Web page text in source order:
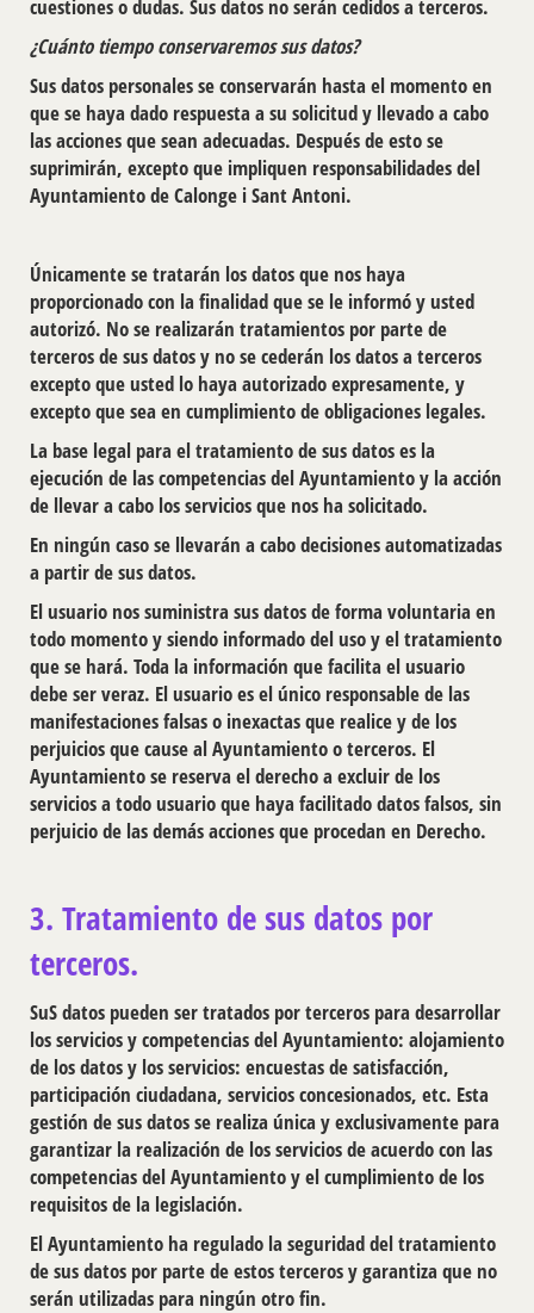
cuestiones o dudas. Sus datos no serán cedidos a terceros.
¿Cuánto tiempo conservaremos sus datos?
Sus datos personales se conservarán hasta el momento en
que se haya dado respuesta a su solicitud y llevado a cabo
las acciones que sean adecuadas. Después de esto se
suprimirán, excepto que impliquen responsabilidades del
Ayuntamiento de Calonge i Sant Antoni.
Únicamente se tratarán los datos que nos haya
proporcionado con la finalidad que se le informó y usted
autorizó. No se realizarán tratamientos por parte de
terceros de sus datos y no se cederán los datos a terceros
excepto que usted lo haya autorizado expresamente, y
excepto que sea en cumplimiento de obligaciones legales.
La base legal para el tratamiento de sus datos es la
ejecución de las competencias del Ayuntamiento y la acción
de llevar a cabo los servicios que nos ha solicitado.
En ningún caso se llevarán a cabo decisiones automatizadas
a partir de sus datos.
El usuario nos suministra sus datos de forma voluntaria en
todo momento y siendo informado del uso y el tratamiento
que se hará. Toda la información que facilita el usuario
debe ser veraz. El usuario es el único responsable de las
manifestaciones falsas o inexactas que realice y de los
perjuicios que cause al Ayuntamiento o terceros. El
Ayuntamiento se reserva el derecho a excluir de los
servicios a todo usuario que haya facilitado datos falsos, sin
perjuicio de las demás acciones que procedan en Derecho.
3. Tratamiento de sus datos por
terceros.
SuS datos pueden ser tratados por terceros para desarrollar
los servicios y competencias del Ayuntamiento: alojamiento
de los datos y los servicios: encuestas de satisfacción,
participación ciudadana, servicios concesionados, etc. Esta
gestión de sus datos se realiza única y exclusivamente para
garantizar la realización de los servicios de acuerdo con las
competencias del Ayuntamiento y el cumplimiento de los
requisitos de la legislación.
El Ayuntamiento ha regulado la seguridad del tratamiento
de sus datos por parte de estos terceros y garantiza que no
serán utilizadas para ningún otro fin.